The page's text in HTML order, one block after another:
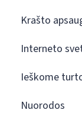
Krašto
Interneto
Ieškome
Nuorodos